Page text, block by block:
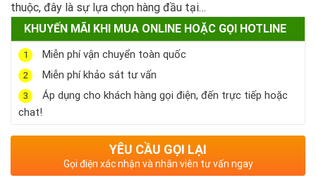
thuộc, đây là sự lựa chọn hàng đầu tại…
KHUYẾN MÃI KHI MUA ONLINE HOẶC GỌI HOTLINE
1 Miễn phí vận chuyển toàn quốc
2 Miễn phí khảo sát tư vấn
3
Áp dụng cho khách hàng gọi điện, đến trực tiếp hoặc
chat!
YÊU CẦU GỌI LẠI
Gọi điện xác nhận và nhân viên tư vấn ngay